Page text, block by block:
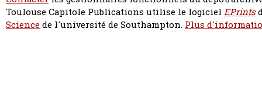
Toulouse Capitole Publications utilise le logiciel EPrints
Sciencede l'université de Southampton. Plus